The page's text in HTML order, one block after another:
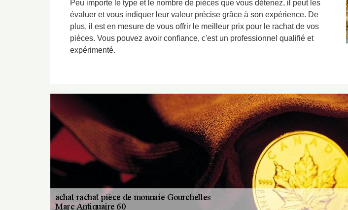
Peu importe le type et le nombre de pièces que vous détenez, il peut les
évaluer et vous indiquer leur valeur précise grâce à son expérience. De
plus, il est en mesure de vous offrir le meilleur prix pour le rachat de vos
pièces. Vous pouvez avoir confiance, c'est un professionnel qualifié et
expérimenté.